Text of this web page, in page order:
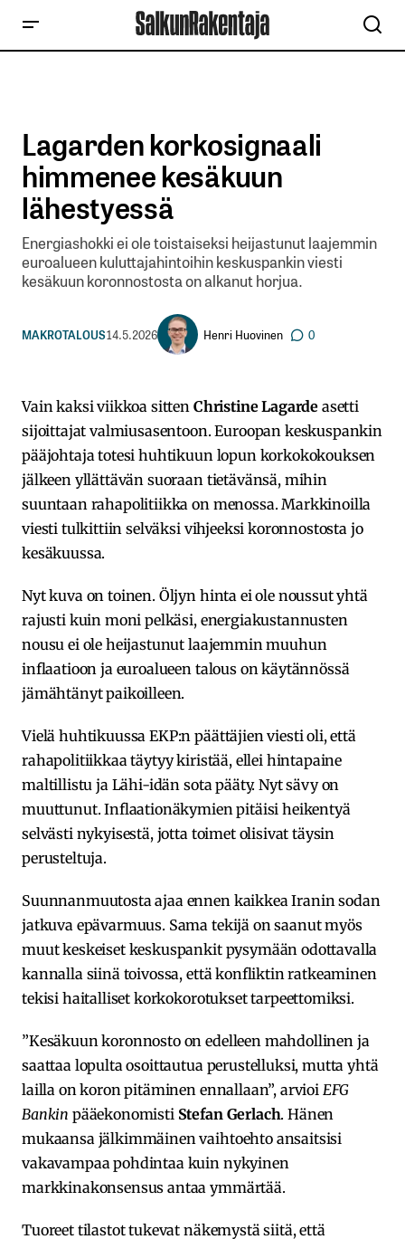
Lagarden korkosignaali
himmenee kesäkuun
lähestyessä
Energiashokki ei ole toistaiseksi heijastunut laajemmin
euroalueen kuluttajahintoihin keskuspankin viesti
kesäkuun koronnostosta on alkanut horjua.
MAKROTALOUS14.5.2026 Henri Huovinen 0
Vain kaksi viikkoa sitten Christine Lagarde asetti
sijoittajat valmiusasentoon. Euroopan keskuspankin
pääjohtaja totesi huhtikuun lopun korkokokouksen
jälkeen yllättävän suoraan tietävänsä, mihin
suuntaan rahapolitiikka on menossa. Markkinoilla
viesti tulkittiin selväksi vihjeeksi koronnostosta jo
kesäkuussa.
Nyt kuva on toinen. Öljyn hinta ei ole noussut yhtä
rajusti kuin moni pelkäsi, energiakustannusten
nousu ei ole heijastunut laajemmin muuhun
inflaatioon ja euroalueen talous on käytännössä
jämähtänyt paikoilleen.
Vielä huhtikuussa EKP:n päättäjien viesti oli, että
rahapolitiikkaa täytyy kiristää, ellei hintapaine
maltillistu ja Lähi-idän sota pääty. Nyt sävy on
muuttunut. Inflaationäkymien pitäisi heikentyä
selvästi nykyisestä, jotta toimet olisivat täysin
perusteltuja.
Suunnanmuutosta ajaa ennen kaikkea Iranin sodan
jatkuva epävarmuus. Sama tekijä on saanut myös
muut keskeiset keskuspankit pysymään odottavalla
kannalla siinä toivossa, että konfliktin ratkeaminen
tekisi haitalliset korkokorotukset tarpeettomiksi.
”Kesäkuun koronnosto on edelleen mahdollinen ja
saattaa lopulta osoittautua perustelluksi, mutta yhtä
lailla on koron pitäminen ennallaan”, arvioi EFG
Bankin pääekonomisti Stefan Gerlach. Hänen
mukaansa jälkimmäinen vaihtoehto ansaitsisi
vakavampaa pohdintaa kuin nykyinen
markkinakonsensus antaa ymmärtää.
Tuoreet tilastot tukevat näkemystä siitä, että